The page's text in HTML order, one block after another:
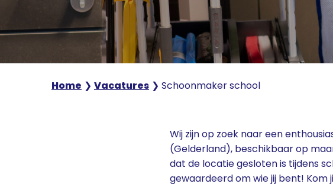
Home ❯ Vacatures ❯ Schoonmaker school
Wij zijn op zoek naar een
(Gelderland), beschikbaar op
dat de locatie gesloten is tijdens
gewaardeerd om wie jij bent!